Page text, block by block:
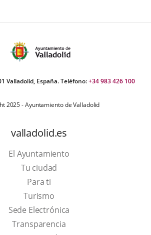
Valladolid, España. Teléfono:+34 983 426 100
2025 - Ayuntamiento de Valladolid
valladolid.es
El Ayuntamiento
Tu ciudad
Para ti
TurismoThis
link
will
Sede Electrónica
Transparencia